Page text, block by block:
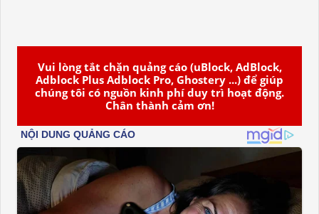
Vui lòng tắt chặn quảng cáo (uBlock, AdBlock,
Adblock Plus Adblock Pro, Ghostery ...) để giúp
chúng tôi có nguồn kinh phí duy trì hoạt động.
Chân thành cảm ơn!